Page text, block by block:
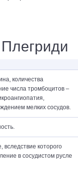
количества
числа тромбоцитов –
мелких сосудов.
вследствие которого
в сосудистом русле